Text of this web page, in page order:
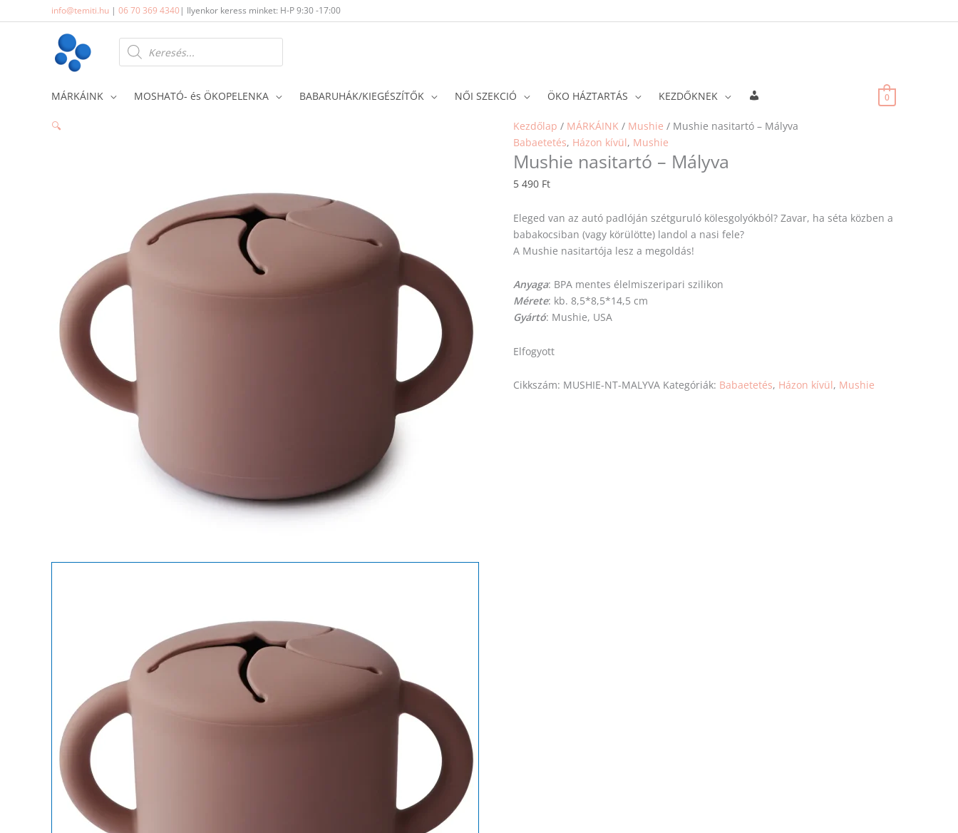
to
info@temiti.hu | 06 70 369 4340| Ilyenkor keress minket: H-P 9:30 -17:00
Products
search
MÁRKÁINK MOSHATÓ- és ÖKOPELENKA BABARUHÁK/KIEGÉSZÍTŐK NŐI SZEKCIÓ ÖKO HÁZTARTÁS KEZDŐKNEK 0
🔍 Kezdőlap / MÁRKÁINK / Mushie / Mushie nasitartó – Mályva
Babaetetés, Házon kívül, Mushie
Mushie nasitartó – Mályva
5 490 Ft
Eleged van az autó padlóján szétguruló kölesgolyókból? Zavar, ha séta közben a
babakocsiban (vagy körülötte) landol a nasi fele?
A Mushie nasitartója lesz a megoldás!
Anyaga: BPA mentes élelmiszeripari szilikon
Mérete: kb. 8,5*8,5*14,5 cm
Gyártó: Mushie, USA
Elfogyott
Cikkszám: MUSHIE-NT-MALYVA Kategóriák: Babaetetés, Házon kívül, Mushie